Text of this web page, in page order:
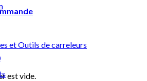
est vide.
et Outils de carreleurs